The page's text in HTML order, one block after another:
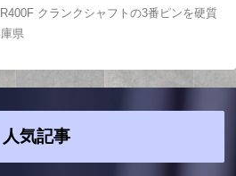
クランクシャフトの3番ピンを硬質
県
人気記事